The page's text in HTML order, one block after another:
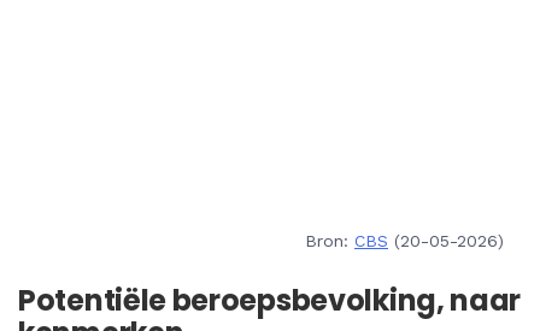
Bron: CBS (20-05-2026)
Potentiële beroepsbevolking, naar